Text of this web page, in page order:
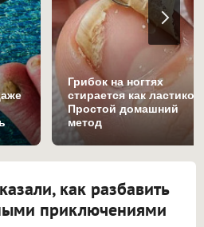
Грибок на ногтях
стирается как
Простой домашний
метод
как разбавить
приключениями